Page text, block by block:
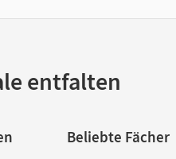
entfalten
Beliebte Fächer